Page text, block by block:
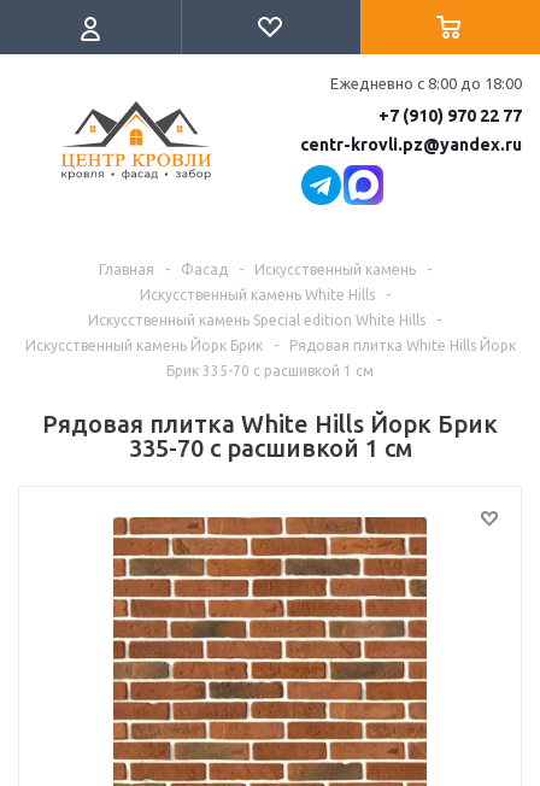
Ежедневно с 8:00 до 18:00
+7 (910) 970 22 77
centr-krovli.pz@yandex.ru
Главная - Фасад - Искусственный камень
-
Искусственный камень White Hills
-
Искусственный камень Special edition White Hills
-
Искусственный камень Йорк Брик
-
Рядовая плитка White Hills Йорк
Брик 335-70 c расшивкой 1 см
Рядовая плитка White Hills Йорк Брик
335-70 c расшивкой 1 см